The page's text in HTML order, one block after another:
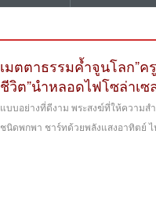
เมตตาธรรมค้ำจูนโลก”
ชีวิต”นำหลอดไฟโซล่าเ
แบบอย่างที่ดีงาม พระสงฆ์ที่ให้ความ
ชนิดพกพา ชาร์ทด้วยพลังแสงอาทิตย์ ไ